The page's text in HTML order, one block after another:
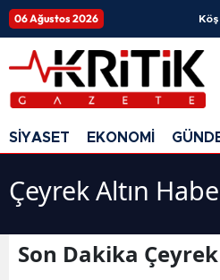
06 Ağustos 2026
SİYASET EKONOMİ
Çeyrek Altın
Son Dakika